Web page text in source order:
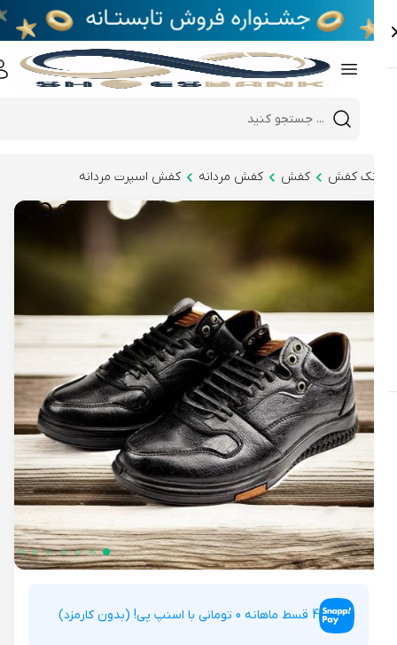
Mobile header search
e
کفش کفش کفش مردانه کفش اسپرت مردانه
4 قسط ماهانه 0 تومانی با اسنپ پی! (بدون کارمزد)